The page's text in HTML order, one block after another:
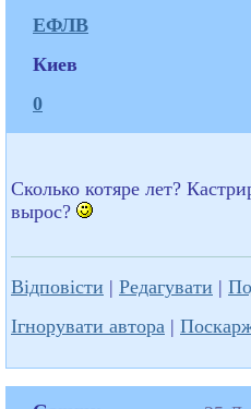
ЕФЛВ
Киев
0
Сколько котяре лет?
вырос?
Відповісти | Редагувати |
Ігнорувати автора |